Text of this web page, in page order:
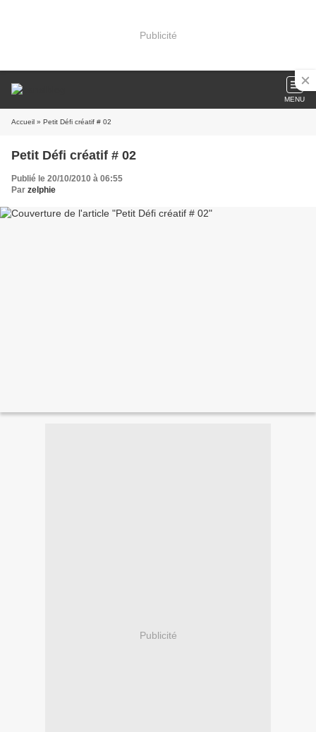
Publicité
MENU
Accueil » Petit Défi créatif # 02
Petit Défi créatif # 02
Publié le 20/10/2010 à 06:55
Par zelphie
Publicité